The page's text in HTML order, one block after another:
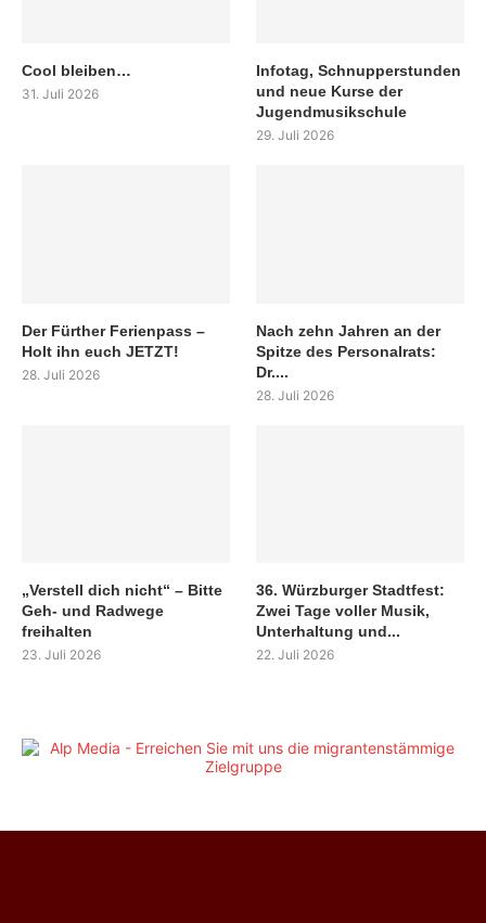
Cool bleiben…
31. Juli 2026
Infotag, Schnupperstunden
und neue Kurse der
Jugendmusikschule
29. Juli 2026
Der Fürther Ferienpass –
Holt ihn euch JETZT!
28. Juli 2026
Nach zehn Jahren an der
Spitze des Personalrats:
Dr....
28. Juli 2026
„Verstell dich nicht“ – Bitte
Geh- und Radwege
freihalten
23. Juli 2026
36. Würzburger Stadtfest:
Zwei Tage voller Musik,
Unterhaltung und...
22. Juli 2026